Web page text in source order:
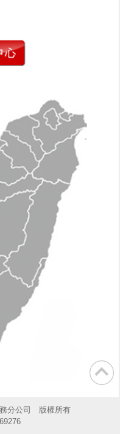
分公司 版權所有